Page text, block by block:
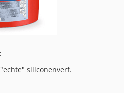
siliconenverf.